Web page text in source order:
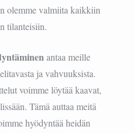
olemme valmiita kaikkiin
tilanteisiin.
antaa meille
ja vahvuuksista.
voimme löytää kaavat,
Tämä auttaa meitä
hyödyntää heidän